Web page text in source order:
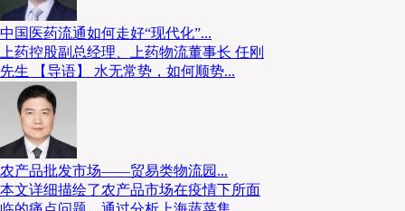
中国医药流通如何走好“现代化”...
上药控股副总经理、上药物流董事长 任刚
先生 【导语】 水无常势，如何顺势...
农产品批发市场——贸易类物流园...
本文详细描绘了农产品市场在疫情下所面